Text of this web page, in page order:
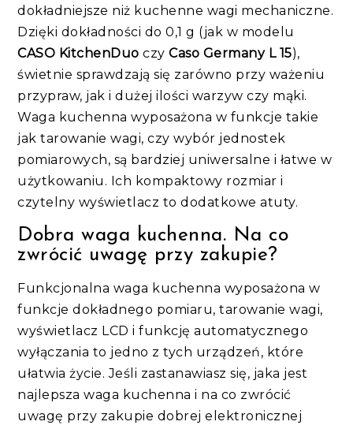
dokładniejsze niż kuchenne wagi mechaniczne.
Dzięki dokładności do 0,1 g (jak w modelu
CASO KitchenDuo czyCaso Germany L 15),
świetnie sprawdzają się zarówno przy ważeniu
przypraw, jak i dużej ilości warzyw czy mąki.
Waga kuchenna wyposażona w funkcje takie
jak tarowanie wagi, czy wybór jednostek
pomiarowych, są bardziej uniwersalne i łatwe w
użytkowaniu. Ich kompaktowy rozmiar i
czytelny wyświetlacz to dodatkowe atuty.
Dobra waga kuchenna. Na co
zwrócić uwagę przy zakupie?
Funkcjonalna waga kuchenna wyposażona w
funkcje dokładnego pomiaru, tarowanie wagi,
wyświetlacz LCD i funkcję automatycznego
wyłączania to jedno z tych urządzeń, które
ułatwia życie. Jeśli zastanawiasz się, jaka jest
najlepsza waga kuchenna i na co zwrócić
uwagę przy zakupie dobrej elektronicznej